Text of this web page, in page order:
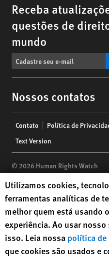
Receba
questões de
mundo
Nossos contatos
menu
Contato Política de
Text Version
© 2026 Human Rights Watch
Human Rights Watch| 350 Fifth
10118-3299USA|t
Human Rights Watch is a
under EIN: 13-2875808
Human Rights Watch
Utilizamos cookies,
ferramentas analíticas de
melhor quem está usando
experiência. Ao usar
isso. Leia nossa política
que cookies são usados e